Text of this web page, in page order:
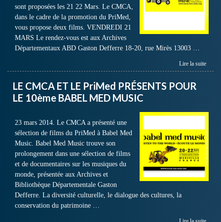
sont proposées les 21 22 Mars. Le CMCA,
dans le cadre de la promotion du PriMed,
vous propose deux films. VENDREDI 21
MARS Le rendez-vous est aux Archives
Départementaux ABD Gaston Defferre 18-20, rue Mirès 13003 …
Lire la suite
LE CMCA ET LE PriMed PRÉSENTS POUR
LE 10ème BABEL MED MUSIC
23 mars 2014. Le CMCA a présenté une
sélection de films du PriMed à Babel Med
Music. Babel Med Music trouve son
prolongement dans une sélection de films
et de documentaires sur les musiques du
monde, présentée aux Archives et
Bibliothèque Départementale Gaston
Defferre. La diversité culturelle, le dialogue des cultures, la
conservation du patrimoine …